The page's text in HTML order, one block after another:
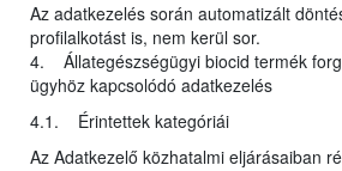
Az adatkezelés során automatizált
profilalkotást is, nem kerül sor.
4. Állategészségügyi biocid termék
ügyhöz kapcsolódó adatkezelés
4.1. Érintettek kategóriái
Az Adatkezelő közhatalmi eljárásaiban